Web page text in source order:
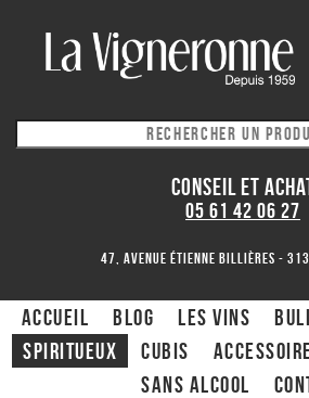
CONSEIL ET
05 61 42 06 27
47, avenue Étienne Billières -
ACCUEIL Blog Les Vins
Spiritueux
CUBIS
Sans alcool